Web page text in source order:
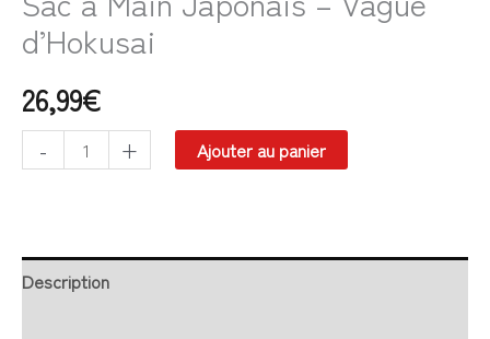
d’Hokusai
26,99€
- + Ajouter au panier
Description